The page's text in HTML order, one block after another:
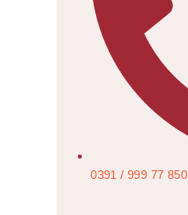
0391 / 999 77 850